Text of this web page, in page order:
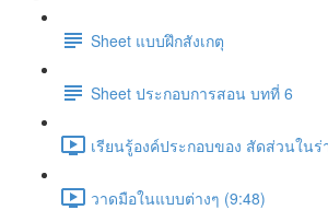
Sheet แบบฝึกสังเกตุ
Sheet ประกอบการสอน บทที่ 6
เรียนรู้องค์ประกอบของ สัดส่วนในร่
วาดมือในแบบต่างๆ (9:48)